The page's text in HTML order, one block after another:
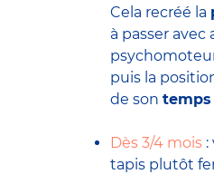
Cela recréé la
à passer
puis la
de son temps
Dès 3/4 mois :
tapis plutôt